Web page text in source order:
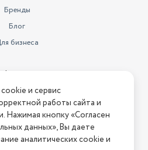
Бренды
Блог
бизнеса
оплаты
доставки
сайте?Напишите нам.
и сервис
работы сайта и
Нажимая кнопку «Согласен
данных», Вы даете
аналитических cookie и